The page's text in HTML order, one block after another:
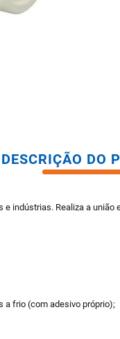
DESCRIÇÃO DO
indústrias. Realiza a
a frio (com adesivo próprio);